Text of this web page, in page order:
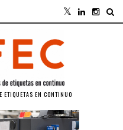
ETIQUETAS EN CONTINUO